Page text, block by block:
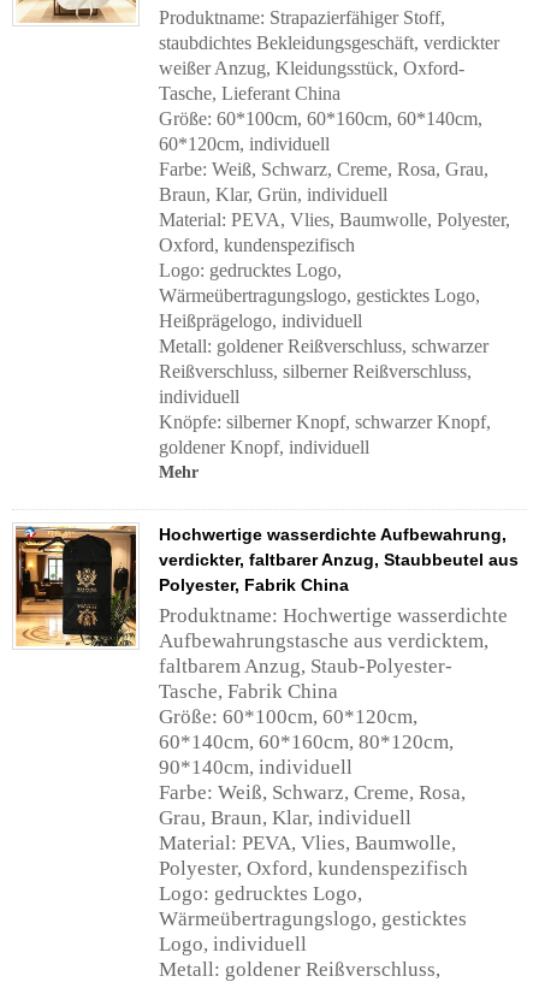
Produktname: Strapazierfähiger Stoff,
staubdichtes Bekleidungsgeschäft, verdickter
weißer Anzug, Kleidungsstück, Oxford-
Tasche, Lieferant China
Größe: 60*100cm, 60*160cm, 60*140cm,
60*120cm, individuell
Farbe: Weiß, Schwarz, Creme, Rosa, Grau,
Braun, Klar, Grün, individuell
Material: PEVA, Vlies, Baumwolle, Polyester,
Oxford, kundenspezifisch
Logo: gedrucktes Logo,
Wärmeübertragungslogo, gesticktes Logo,
Heißprägelogo, individuell
Metall: goldener Reißverschluss, schwarzer
Reißverschluss, silberner Reißverschluss,
individuell
Knöpfe: silberner Knopf, schwarzer Knopf,
goldener Knopf, individuell
Mehr
Hochwertige wasserdichte Aufbewahrung,
verdickter, faltbarer Anzug, Staubbeutel aus
Polyester, Fabrik China
Produktname: Hochwertige wasserdichte
Aufbewahrungstasche aus verdicktem,
faltbarem Anzug, Staub-Polyester-
Tasche, Fabrik China
Größe: 60*100cm, 60*120cm,
60*140cm, 60*160cm, 80*120cm,
90*140cm, individuell
Farbe: Weiß, Schwarz, Creme, Rosa,
Grau, Braun, Klar, individuell
Material: PEVA, Vlies, Baumwolle,
Polyester, Oxford, kundenspezifisch
Logo: gedrucktes Logo,
Wärmeübertragungslogo, gesticktes
Logo, individuell
Metall: goldener Reißverschluss,